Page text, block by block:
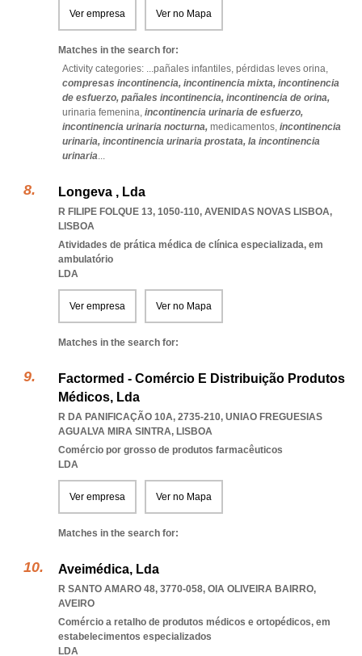
Ver empresa Ver no Mapa
Matches in the search for:
Activity categories: ...pañales infantiles, pérdidas leves orina,
compresas incontinencia, incontinencia mixta, incontinencia
de esfuerzo, pañales incontinencia, incontinencia de orina,
urinaria femenina, incontinencia urinaria de esfuerzo,
incontinencia urinaria nocturna, medicamentos, incontinencia
urinaria, incontinencia urinaria prostata, la incontinencia
urinaria...
Longeva , Lda
R FILIPE FOLQUE 13, 1050-110, AVENIDAS NOVAS LISBOA,
LISBOA
Atividades de prática médica de clínica especializada, em
ambulatório
LDA
Ver empresa Ver no Mapa
Matches in the search for:
Factormed - Comércio E Distribuição Produtos
Médicos, Lda
R DA PANIFICAÇÃO 10A, 2735-210, UNIAO FREGUESIAS
AGUALVA MIRA SINTRA, LISBOA
Comércio por grosso de produtos farmacêuticos
LDA
Ver empresa Ver no Mapa
Matches in the search for:
Aveimédica, Lda
R SANTO AMARO 48, 3770-058, OIA OLIVEIRA BAIRRO,
AVEIRO
Comércio a retalho de produtos médicos e ortopédicos, em
estabelecimentos especializados
LDA